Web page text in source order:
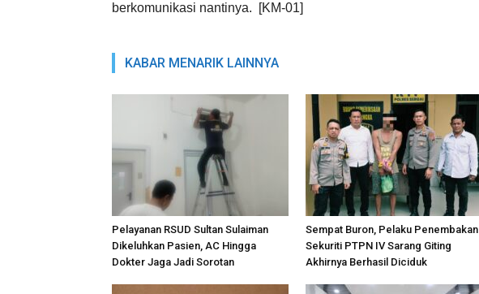
berkomunikasi nantinya. [KM-01]
KABAR MENARIK LAINNYA
Pelayanan RSUD Sultan Sulaiman
Dikeluhkan Pasien, AC Hingga
Dokter Jaga Jadi Sorotan
Sempat Buron, Pelaku Penembakan
Sekuriti PTPN IV Sarang Giting
Akhirnya Berhasil Diciduk